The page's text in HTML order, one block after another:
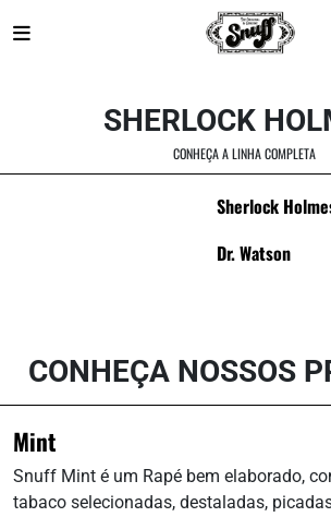
SHERLOCK
CONHEÇA A LINHA COMPLETA
Sherlock
Dr. Watson
CONHEÇA NOSSOS
Mint
Snuff Mint é um Rapé bem elaborado,
tabaco selecionadas, destaladas,